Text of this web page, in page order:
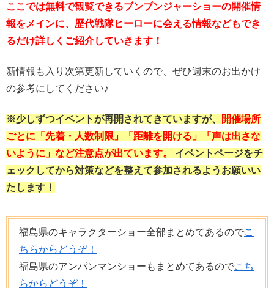
ここでは無料で観覧できるブンブンジャーショーの開催情
報をメインに、歴代戦隊ヒーローに会える情報などもでき
るだけ詳しくご紹介していきます！
新情報も入り次第更新していくので、ぜひ週末のお出かけ
の参考にしてください♪
※少しずつイベントが再開されてきていますが、
開催場所
ごとに「先着・人数制限」「距離を開ける」「声は出さな
いように」など注意点が出ています。 イベントページをチ
ェックしてから対策などを整えて参加されるようお願いい
たします！
福島県のキャラクターショー全部まとめてあるのでこ
ちらからどうぞ！
福島県のアンパンマンショーもまとめてあるのでこち
らからどうぞ！